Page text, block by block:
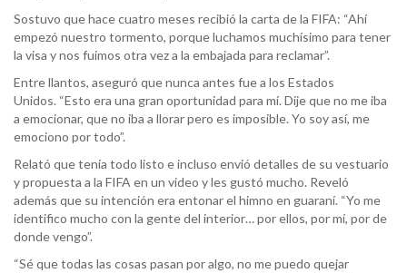
Sostuvo que hace cuatro meses recibió la carta de la FIFA: “Ahí
empezó nuestro tormento, porque luchamos muchísimo para tener
la visa y nos fuimos otra vez a la embajada para reclamar”.
Entre llantos, aseguró que nunca antes fue a los Estados
Unidos. “Esto era una gran oportunidad para mí. Dije que no me iba
a emocionar, que no iba a llorar pero es imposible. Yo soy así, me
emociono por todo”.
Relató que tenía todo listo e incluso envió detalles de su vestuario
y propuesta a la FIFA en un video y les gustó mucho. Reveló
además que su intención era entonar el himno en guaraní. “Yo me
identifico mucho con la gente del interior… por ellos, por mí, por de
donde vengo”.
“Sé que todas las cosas pasan por algo, no me puedo quejar